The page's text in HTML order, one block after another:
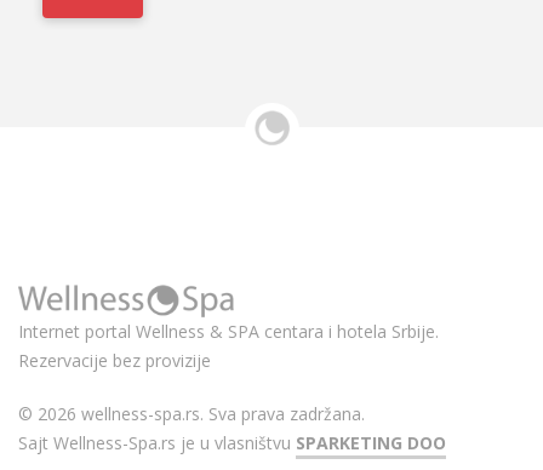
Internet portal Wellness & SPA centara i hotela Srbije.
Rezervacije bez provizije
© 2026 wellness-spa.rs. Sva prava zadržana.
Sajt Wellness-Spa.rs je u vlasništvu SPARKETING DOO